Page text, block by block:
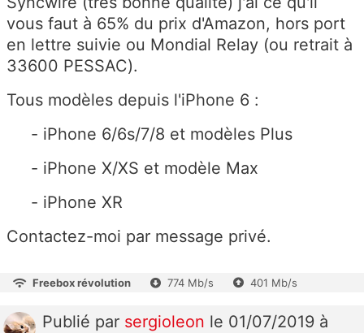
vous faut à 65% du prix d'Amazon, hors port
en lettre suivie ou Mondial Relay (ou retrait à
33600 PESSAC).
Tous modèles depuis l'iPhone 6 :
- iPhone 6/6s/7/8 et modèles Plus
- iPhone X/XS et modèle Max
- iPhone XR
Contactez-moi par message privé.
Freebox révolution 774 Mb/s 401 Mb/s
Publié par sergioleon le 01/07/2019 à